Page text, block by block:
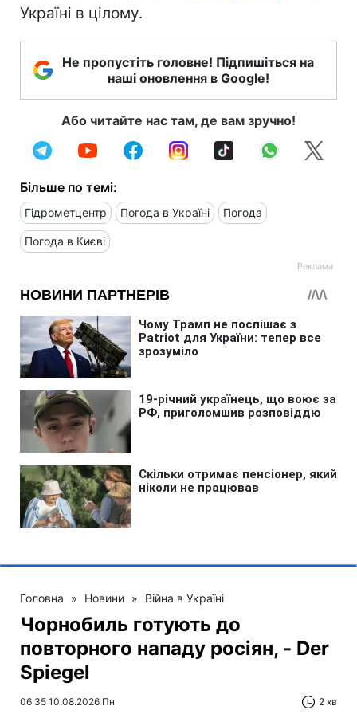
Україні в цілому.
Не пропустіть головне! Підпишіться на
наші оновлення в Google!
Або читайте нас там, де вам зручно!
Більше по темі:
Гідрометцентр Погода в Україні Погода
Погода в Києві
Головна » Новини » Війна в Україні
Чорнобиль готують до
повторного нападу росіян, - Der
Spiegel
06:35 10.08.2026 Пн 2 хв